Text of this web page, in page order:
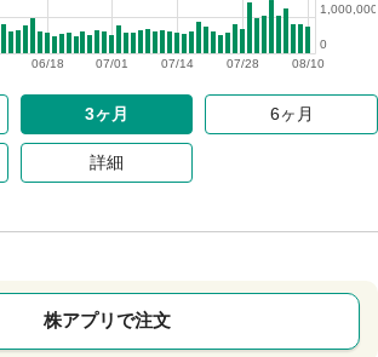
08/10
07/28
07/14
07/01
06/18
0
1,000,000
3ヶ月 6ヶ月
詳細
株アプリで注文